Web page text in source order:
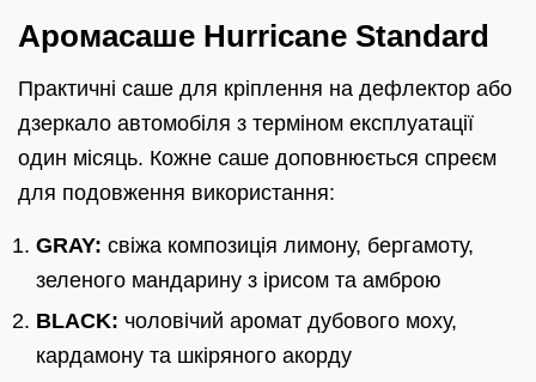
Аромасаше Hurricane Standard
Практичні саше для кріплення на дефлектор або
дзеркало автомобіля з терміном експлуатації
один місяць. Кожне саше доповнюється спреєм
для подовження використання:
GRAY: свіжа композиція лимону, бергамоту,
зеленого мандарину з ірисом та амброю
BLACK: чоловічий аромат дубового моху,
кардамону та шкіряного акорду